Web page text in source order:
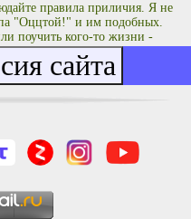
правила приличия. Я не
"Оццтой!" и им подобных.
поучить кого-то жизни -
расстановкой.